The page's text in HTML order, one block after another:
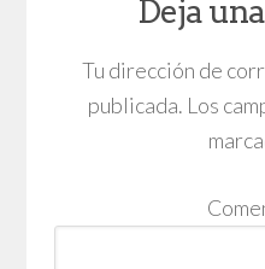
Deja
Tu dirección de
publicada. Los